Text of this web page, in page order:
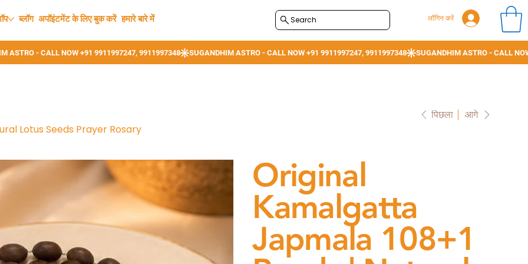
ब्लॉग अपॉइंटमेंट के लिए बुक करें हमारे बारे में Search लॉगिन करें
Lotus Seeds Prayer Rosary
पिछला आगे
Original
Kamalgatta
Japmala 108+1